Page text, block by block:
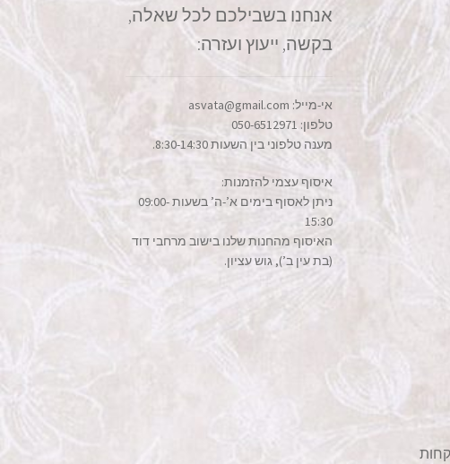
אנחנו בשבילכם לכל שאלה,
בקשה, ייעוץ ועזרה:
אי-מייל: asvata@gmail.com
טלפון: 050-6512971
מענה טלפוני בין השעות 8:30-14:30.
איסוף עצמי להזמנות:
ניתן לאסוף בימים א’-ה’ בשעות 09:00-
15:30
האיסוף מהחנות שלנו בישוב מרחבי דוד
(בת עין ב’), גוש עציון.